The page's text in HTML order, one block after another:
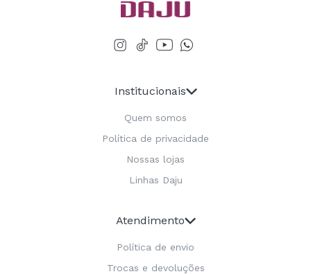
Institucionais
Quem somos
Política de privacidade
Nossas lojas
Linhas Daju
Atendimento
Política de envio
Trocas e devoluções